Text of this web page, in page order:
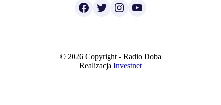
Facebook
TwitterInstagram
YouTube
© 2026 Copyright - Radio Doba
Realizacja Investnet